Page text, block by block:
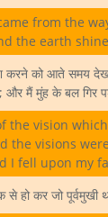
from the
the earth
को आते समय
और मैं मुंह के बल गिर
vision
the visions
I fell upon my
हो कर जो पूर्वमुखी